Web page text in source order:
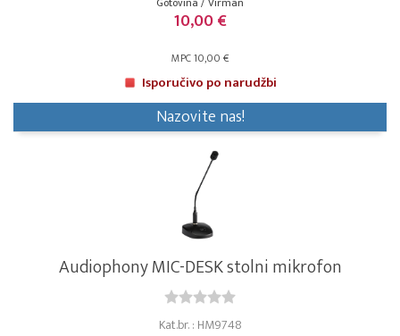
10,00 €
MPC 10,00 €
Isporučivo po narudžbi
Nazovite nas!
Audiophony MIC-DESK stolni mikrofon
Kat.br. : HM9748